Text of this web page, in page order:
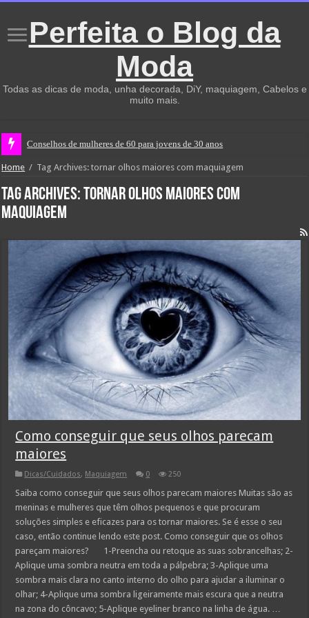
Perfeita o Blog da
Moda
Todas as dicas de moda, unha decorada, DiY, maquiagem, Cabelos e
muito mais.
Conselhos de mulheres de 60 para jovens de 30 anos
Home / Tag Archives: tornar olhos maiores com maquiagem
Tag Archives:tornar olhos maiores com
maquiagem
Como conseguir que seus olhos parecam
maiores
Dicas/Cuidados, Maquiagem 0 250
Saiba como conseguir que seus olhos parecam maiores Muitas são as
meninas e mulheres que têm olhos pequenos e que procuram
soluções simples e eficazes para os tornar maiores. Se é esse o seu
caso, então continue lendo este post. Como conseguir que os olhos
pareçam maiores? 1-Preencha ou retoque as suas sobrancelhas; 2-
Aplique uma sombra neutra em toda a pálpebra; 3-Aplique uma
sombra mais clara no canto interno do olho para ajudar a iluminar o
olhar; 4-Aplique uma sombra ligeiramente mais escura que a neutra
na zona do côncavo; 5-Aplique eyeliner branco na linha de água. …